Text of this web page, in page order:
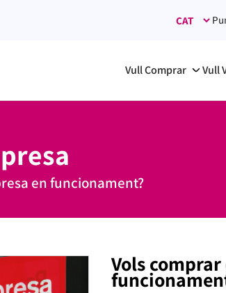
Vull Comprar Vull
en funcionament?
Vols